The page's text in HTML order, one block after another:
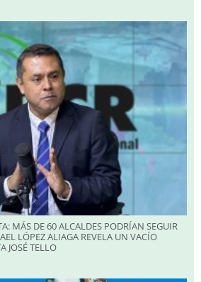
MÁS DE 60 ALCALDES PODRÍAN SEGUIR
LÓPEZ ALIAGA REVELA UN VACÍO
JOSÉ TELLO